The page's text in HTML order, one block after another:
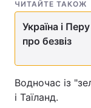
ЧИТАЙТЕ ТАКОЖ
Україна і
про безвіз
Водночас із
і Таїланд.